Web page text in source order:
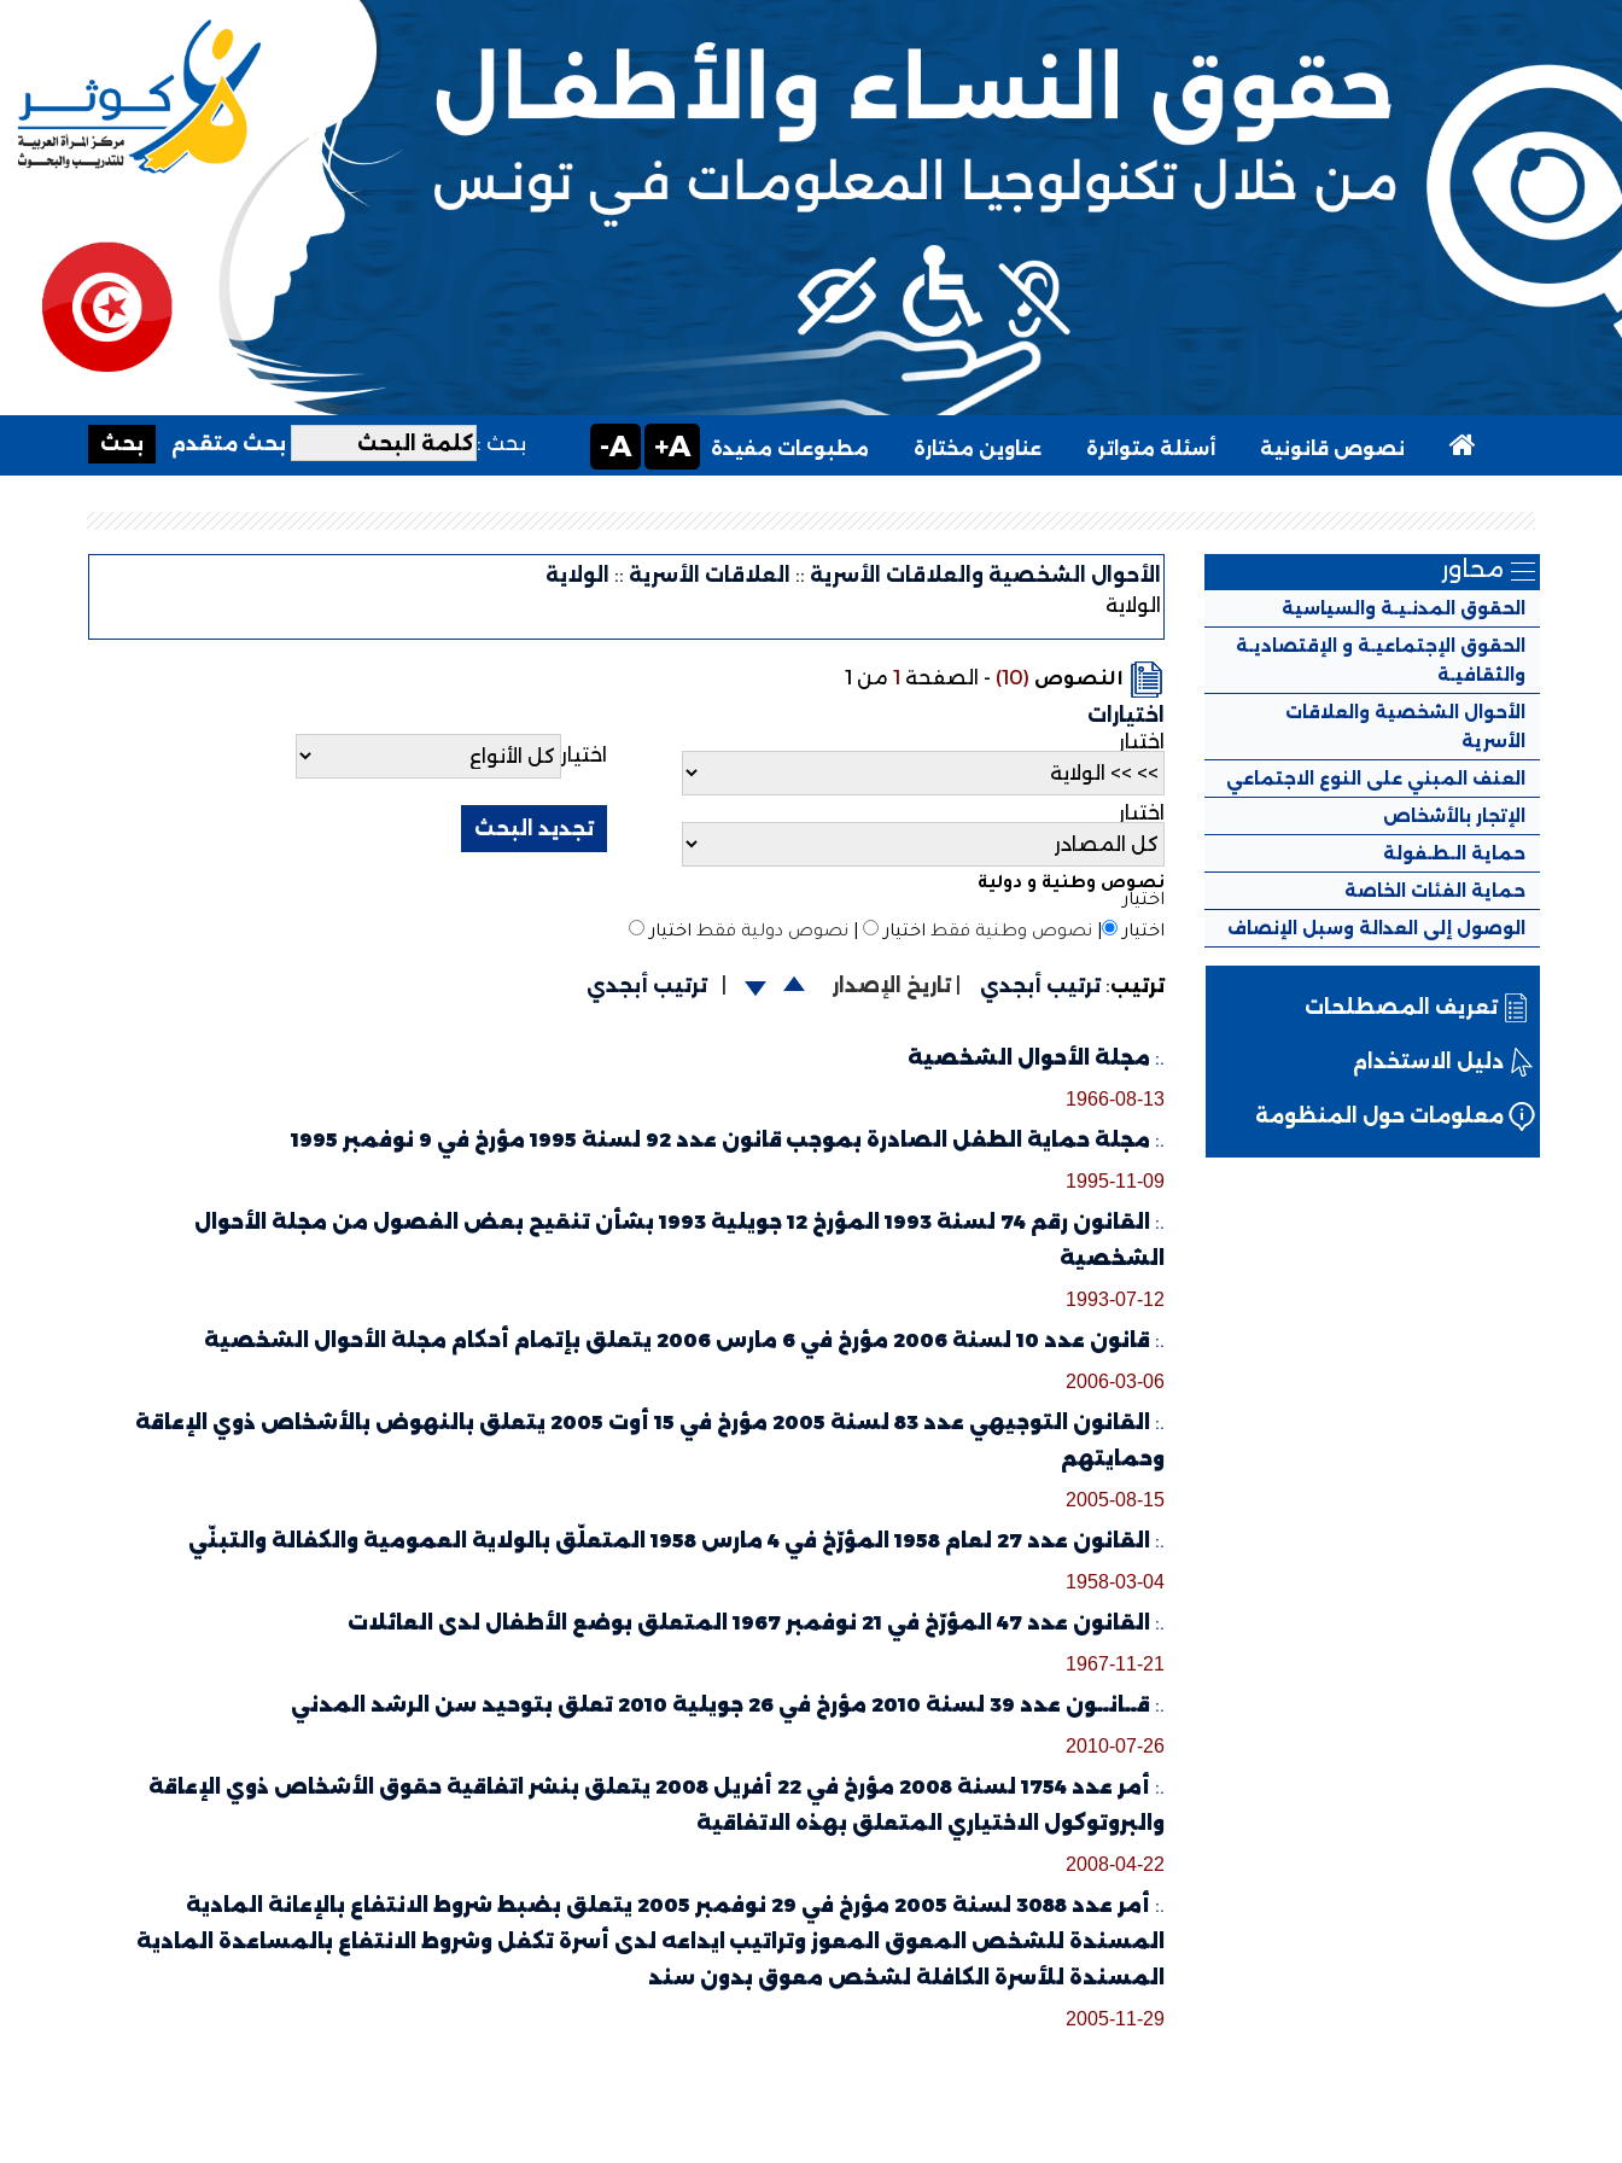
نصوص قانونية أسئلة متواترة عناوين مختارة مطبوعات مفيدة A+
A- بحث : بحث متقدم
محاور
الحقوق المدنـيـة والسياسية
الحقوق الإجتماعيـة و الإقتصاديـة
والثقافيـة
الأحوال الشخصية والعلاقات
الأسرية
العنف المبني على النوع الاجتماعي
الإتجار بالأشخاص
حماية الـطـفولة
حماية الفئات الخاصة
الوصول إلى العدالة وسبل الإنصاف
تعريف المصطلحات
دليل الاستخدام
معلومات حول المنظومة
الأحوال الشخصية والعلاقات الأسرية :: العلاقات الأسرية ::
الولاية
الولاية
النصوص (10)
- الصفحة 1 من 1
اختيارات
اختيار
اختيار
اختيار
نصوص وطنية و دولية
اختيار
اختيار
نصوص وطنية فقط اختيار نصوص دولية فقط اختيار
ترتيب: ترتيب أبجدي |تاريخ الإصدار ترتيب أبجدي
.: مجلة الأحوال الشخصية
1966-08-13
.: مجلة حماية الطفل الصادرة بموجب قانون عدد 92 لسنة 1995 مؤرخ في 9 نوفمبر 1995
1995-11-09
.:
القانون رقم 74 لسنة 1993 المؤرخ 12 جويلية 1993 بشأن تنقيح بعض الفصول من مجلة الأحوال
الشخصية
1993-07-12
.: قانون عدد 10 لسنة 2006 مؤرخ في 6 مارس 2006 يتعلق بإتمام أحكام مجلة الأحوال الشخصية
2006-03-06
.:
القانون التوجيهي عدد 83 لسنة 2005 مؤرخ في 15 أوت 2005 يتعلق بالنهوض بالأشخاص ذوي الإعاقة
وحمايتهم
2005-08-15
.: القانون عدد 27 لعام 1958 المؤرّخ في 4 مارس 1958 المتعلّق بالولاية العمومية والكفالة والتبنّي
1958-03-04
.: القانون عدد 47 المؤرّخ في 21 نوفمبر 1967 المتعلق بوضع الأطفال لدى العائلات
1967-11-21
.: قــانــون عدد 39 لسنة 2010 مؤرخ في 26 جويلية 2010 تعلق بتوحيد سن الرشد المدني
2010-07-26
.:
أمر عدد 1754 لسنة 2008 مؤرخ في 22 أفريل 2008 يتعلق بنشر اتفاقية حقوق الأشخاص ذوي الإعاقة
والبروتوكول الاختياري المتعلق بهذه الاتفاقية
2008-04-22
.:
أمر عدد 3088 لسنة 2005 مؤرخ في 29 نوفمبر 2005 يتعلق بضبط شروط الانتفاع بالإعانة المادية
المسندة للشخص المعوق المعوز وتراتيب ايداعه لدى أسرة تكفل وشروط الانتفاع بالمساعدة المادية
المسندة للأسرة الكافلة لشخص معوق بدون سند
2005-11-29